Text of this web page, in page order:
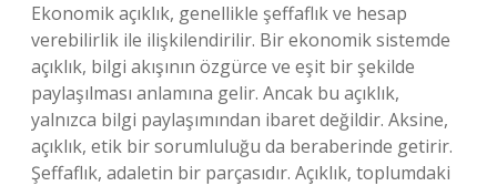
Ekonomik açıklık, genellikle şeffaflık ve hesap
verebilirlik ile ilişkilendirilir. Bir ekonomik sistemde
açıklık, bilgi akışının özgürce ve eşit bir şekilde
paylaşılması anlamına gelir. Ancak bu açıklık,
yalnızca bilgi paylaşımından ibaret değildir. Aksine,
açıklık, etik bir sorumluluğu da beraberinde getirir.
Şeffaflık, adaletin bir parçasıdır. Açıklık, toplumdaki